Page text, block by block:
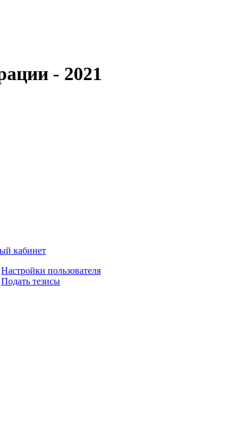
- 2021
кабинет
Настройки пользователя
Подать тезисы